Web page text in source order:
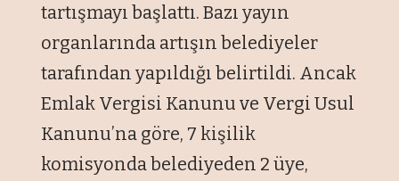
tartışmayı başlattı. Bazı yayın
organlarında artışın belediyeler
tarafından yapıldığı belirtildi. Ancak
Emlak Vergisi Kanunu ve Vergi Usul
Kanunu’na göre, 7 kişilik
komisyonda belediyeden 2 üye,